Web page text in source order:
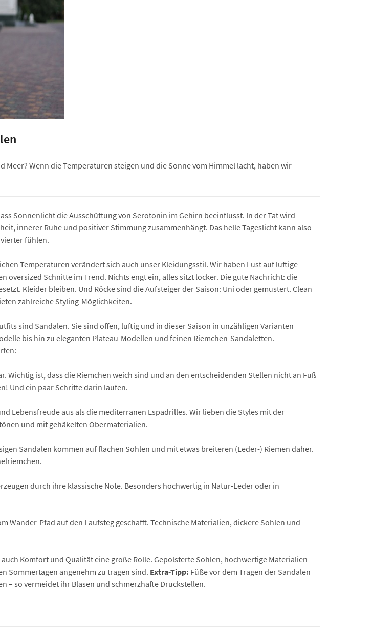
Meer? Wenn die Temperaturen steigen und die Sonne vom Himmel lacht, haben wir
Sonnenlicht die Ausschüttung von Serotonin im Gehirn beeinflusst. In der Tat wird
innerer Ruhe und positiver Stimmung zusammenhängt. Das helle Tageslicht kann also
fühlen.
Temperaturen verändert sich auch unser Kleidungsstil. Wir haben Lust auf luftige
oversized Schnitte im Trend. Nichts engt ein, alles sitzt locker. Die gute Nachricht: die
Kleider bleiben. Und Röcke sind die Aufsteiger der Saison: Uni oder gemustert. Clean
zahlreiche Styling-Möglichkeiten.
sind Sandalen. Sie sind offen, luftig und in dieser Saison in unzähligen Varianten
bis hin zu eleganten Plateau-Modellen und feinen Riemchen-Sandaletten.
Wichtig ist, dass die Riemchen weich sind und an den entscheidenden Stellen nicht an Fuß
Und ein paar Schritte darin laufen.
Lebensfreude aus als die mediterranen Espadrilles. Wir lieben die Styles mit der
und mit gehäkelten Obermaterialien.
Sandalen kommen auf flachen Sohlen und mit etwas breiteren (Leder-) Riemen daher.
durch ihre klassische Note. Besonders hochwertig in Natur-Leder oder in
Wander-Pfad auf den Laufsteg geschafft. Technische Materialien, dickere Sohlen und
Komfort und Qualität eine große Rolle. Gepolsterte Sohlen, hochwertige Materialien
Sommertagen angenehm zu tragen sind. Extra-Tipp: Füße vor dem Tragen der Sandalen
– so vermeidet ihr Blasen und schmerzhafte Druckstellen.